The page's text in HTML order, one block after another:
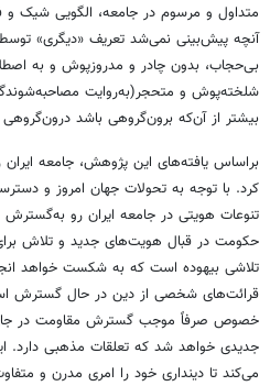
متداول و مرسوم در جامعه، الگویی شیک و
آنچه پیش‌بینی نمی‌شد تعریف «دیگری»
بی‌حجاب، بدون چادر و مدروزپوش و به
شلخته‌پوش و متحجر(به‌روایت
بیشتر از آن‌که برون‌گروهی باشد
براساس یافته‌های این پژوهش، جامعه ایران
کرد. با توجه به تحولات جهان امروز و
تنوعات هویتی در جامعه ایران رو
حکومت در قبال هویت‌های جدید و تلاش
تلاشی بیهوده است که به شکست خواهد
قرائت‌های شخصی از دین در حال گسترش
خصوص صرفاً موجب گسترش مقاومت در
جدیدی خواهد شد که تعلقات مذهبی دارد.
می‌کند تا دینداری خود را امری مدرن و